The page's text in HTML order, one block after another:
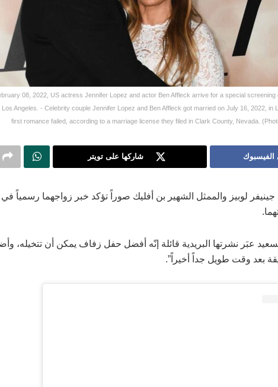
08, 2022, US actress Jennifer Lopez and actor Ben Affleck arrive for a special
Angeles. - Celebrity couple Jennifer Lopez and Ben Affleck got married on July 16, 2022, in
first romance failed, according to a marriage license they filed in Clark County, Nevada.
الفيسبوك شاركها على تويتر
جينيفر لوبيز والممثل الشهير بن أفليك صوراً تؤكد خبر زواجهما رسمياً
عبَر نشرتها البريدية قائلة إنّه أفضل حفل زفاف يمكن أن تتخيله،
بعد وقت طويل جداً أخيراً”.